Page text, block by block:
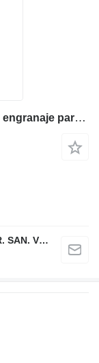
Liebherr İntermediate Wheel 11389677 engranaje para caja de cambios para Liebherr L544,L554,L550,L556,L566,L576L580 cargadora de ruedas
ANKAPAR İŞ MAK. YED. PAR. PAZ. İTH. İHR. SAN. VE TİC. LTD. ŞTİ.